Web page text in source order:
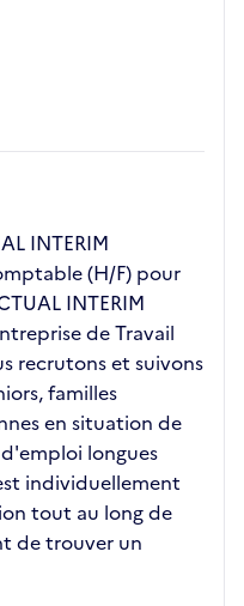
INTERIM
(H/F) pour
INTERIM
de Travail
recrutons et suivons
familles
en situation de
longues
individuellement
tout au long de
de trouver un